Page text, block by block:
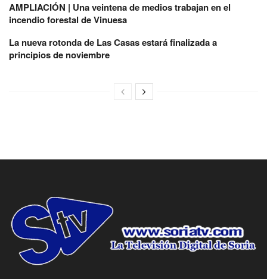
AMPLIACIÓN | Una veintena de medios trabajan en el
incendio forestal de Vinuesa
La nueva rotonda de Las Casas estará finalizada a
principios de noviembre